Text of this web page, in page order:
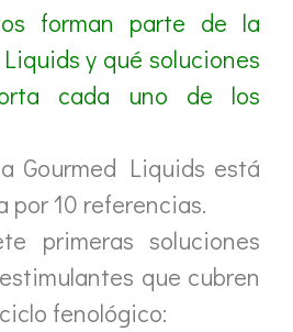
forman parte de la
y qué soluciones
cada uno de los
Gourmed Liquids está
por 10 referencias.
primeras soluciones
que cubren
fenológico: